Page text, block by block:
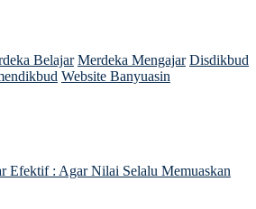
Belajar Merdeka Mengajar Disdikbud
Website Banyuasin
Efektif : Agar Nilai Selalu Memuaskan